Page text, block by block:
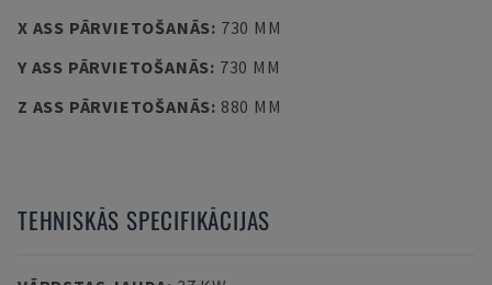
X ASS PĀRVIETOŠANĀS: 730 MM
Y ASS PĀRVIETOŠANĀS: 730 MM
Z ASS PĀRVIETOŠANĀS: 880 MM
TEHNISKĀS SPECIFIKĀCIJAS